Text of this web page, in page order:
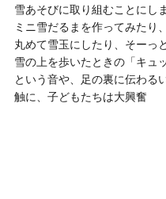
雪あそびに取り組むことにし
ミニ雪だるまを作ってみたり
丸めて雪玉にしたり、そーっ
雪の上を歩いたときの「キュ
という音や、足の裏に伝わる
触に、子どもたちは大興奮